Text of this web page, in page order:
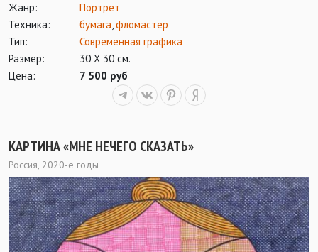
Жанр:
Портрет
Техника:
бумага фломастер
Тип:
Современная графика
Размер:
30 Х 30 см.
Цена:
7 500 руб
КАРТИНА «МНЕ НЕЧЕГО СКАЗАТЬ»
Россия, 2020-е годы